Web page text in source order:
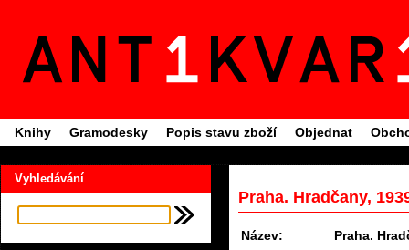
Knihy Gramodesky Popis stavu zboží Objednat
Vyhledávání
Praha. Hradčany,
Název:
Praha.